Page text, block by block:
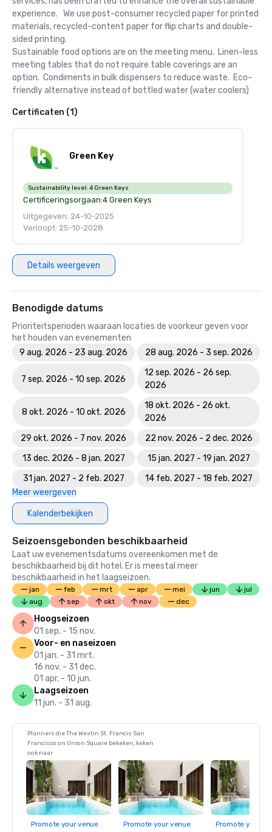
experience.   We use post-consumer recycled paper for printed
materials, recycled-content paper for flip charts and double-
sided printing.
Sustainable food options are on the meeting menu.  Linen-less
meeting tables that do not require table coverings are an
option.  Condiments in bulk dispensers to reduce waste.  Eco-
friendly alternative instead of bottled water (water coolers)
Certificaten (1)
Green Key
Sustainability level: 4 Green Keys
Certificeringsorgaan:4 Green Keys
Uitgegeven: 24-10-2025
Verloopt: 25-10-2028
Details weergeven
Benodigde datums
Prioriteitsperioden waaraan locaties de voorkeur geven voor
het houden van evenementen
9 aug. 2026 - 23 aug. 2026
28 aug. 2026 - 3 sep. 2026
7 sep. 2026 - 10 sep. 2026
12 sep. 2026 - 26 sep.
2026
8 okt. 2026 - 10 okt. 2026
18 okt. 2026 - 26 okt.
2026
29 okt. 2026 - 7 nov. 2026
22 nov. 2026 - 2 dec. 2026
13 dec. 2026 - 8 jan. 2027
15 jan. 2027 - 19 jan. 2027
31 jan. 2027 - 2 feb. 2027
14 feb. 2027 - 18 feb. 2027
Meer weergeven
Kalenderbekijken
Seizoensgebonden beschikbaarheid
Laat uw evenementsdatums overeenkomen met de
beschikbaarheid bij dit hotel. Er is meestal meer
beschikbaarheid in het laagseizoen.
jan feb mrt apr mei jun
jul
aug
sep okt nov dec
Hoogseizoen
01 sep. - 15 nov.
Voor- en naseizoen
01 jan. - 31 mrt.
16 nov. - 31 dec.
01 apr. - 10 jun.
Laagseizoen
11 jun. - 31 aug.
Planners die The Westin St. Francis San
Francisco on Union Square bekeken, keken
ook naar
Promote your venue Promote your venue Promote your